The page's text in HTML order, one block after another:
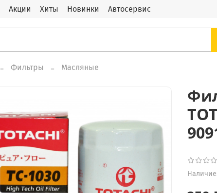
Акции Хиты Новинки Автосервис
Фильтры Масляные